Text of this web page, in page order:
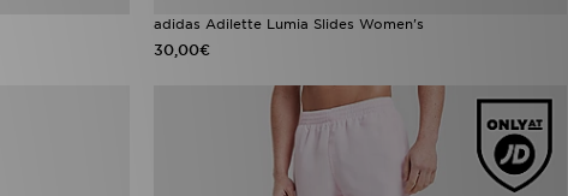
adidas Adilette Lumia Slides Women's
30,00€